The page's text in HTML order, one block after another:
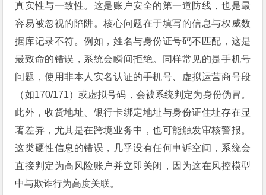
真实性与一致性。这是账户安全的第一道防线，也是最
容易被忽视的陷阱。核心问题在于填写的信息与权威数
据库记录不符。例如，姓名与身份证号码不匹配，这是
最致命的错误，系统会瞬间拒绝。同样常见的是手机号
问题，使用非本人实名认证的手机号、虚拟运营商号段
（如170/171）或虚拟号码，会被系统判定为身份伪冒。
此外，收货地址、银行卡绑定地址与身份证住址存在显
著差异，尤其是在跨境业务中，也可能触发审核警报。
这类硬性信息的错误，几乎没有任何申诉空间，系统会
直接判定为高风险账户并立即关闭，因为这在风控模型
中与欺诈行为高度关联。